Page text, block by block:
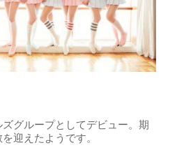
グループとしてデビュー。期
迎えたようです。